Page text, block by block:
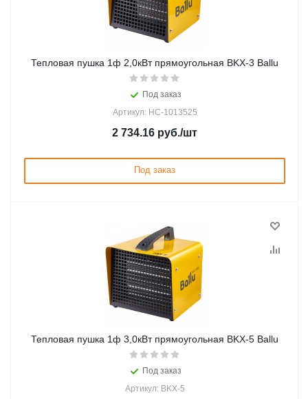
Тепловая пушка 1ф 2,0кВт прямоугольная BKX-3 Ballu
Под заказ
Артикул: НС-1013525
2 734.16 руб./шт
Под заказ
Тепловая пушка 1ф 3,0кВт прямоугольная BKX-5 Ballu
Под заказ
Артикул: BKX-5